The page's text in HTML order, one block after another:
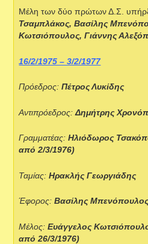
Μέλη των δύο πρώτων Δ.Σ.
Τσαμπλάκος, Βασίλης
Κωτσιόπουλος, Γιάννης
16/2/1975 – 3/2/1977
Πρόεδρος:Πέτρος Λυκίδης
Αντιπρόεδρος:Δημήτρης
Γραμματέας:Ηλιόδωρος
από 2/3/1976)
Ταμίας:Ηρακλής Γεωργιάδης
Έφορος:Βασίλης Μπενόπουλος
Μέλος:Ευάγγελος
από 26/3/1976)